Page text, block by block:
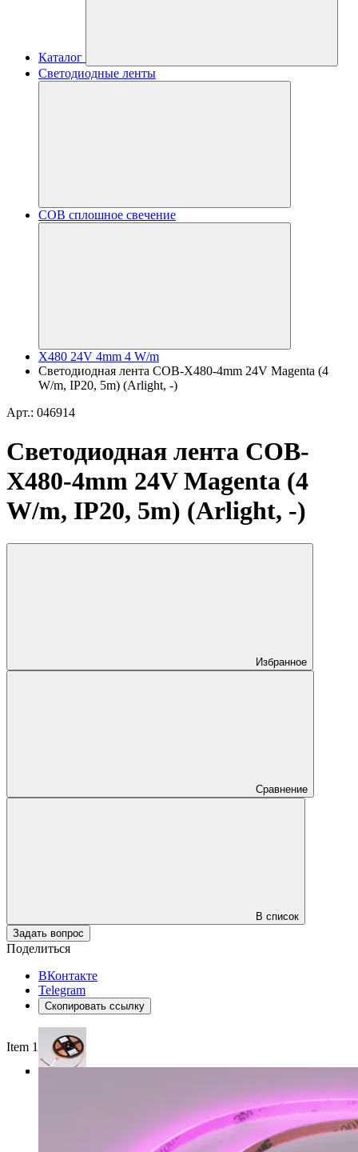
Каталог
Светодиодные ленты
COB сплошное свечение
X480 24V 4mm 4 W/m
Светодиодная лента COB-X480-4mm 24V Magenta (4
W/m, IP20, 5m) (Arlight, -)
Арт.: 046914
Светодиодная лента COB-
X480-4mm 24V Magenta (4
W/m, IP20, 5m) (Arlight, -)
Избранное
Сравнение
В список
Задать вопрос
Поделиться
ВКонтакте
Telegram
Скопировать ссылку
Item 1 of 3